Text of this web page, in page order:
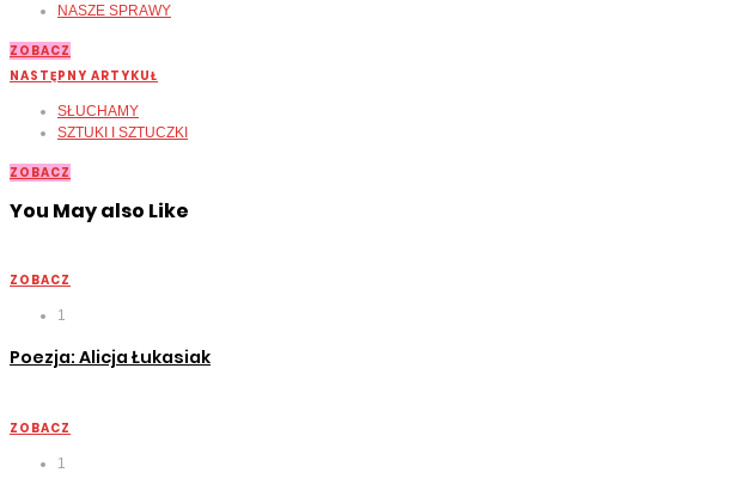
NASZE SPRAWY
ZOBACZ
NASTĘPNY ARTYKUŁ
SŁUCHAMY
SZTUKI I SZTUCZKI
ZOBACZ
You May also Like
ZOBACZ
1
Poezja: Alicja Łukasiak
ZOBACZ
1